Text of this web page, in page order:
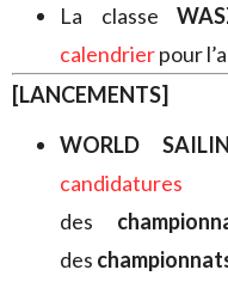
La classe
calendrierpour
[LANCEMENTS]
WORLD
candidatures
des
des